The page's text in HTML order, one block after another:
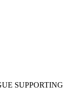
SUPPORTING